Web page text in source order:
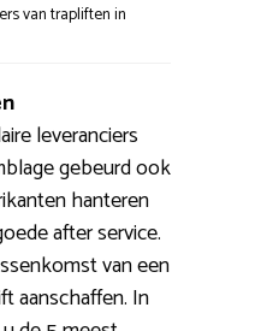
van trapliften in
leveranciers
gebeurd ook
hanteren
after service.
van een
aanschaffen. In